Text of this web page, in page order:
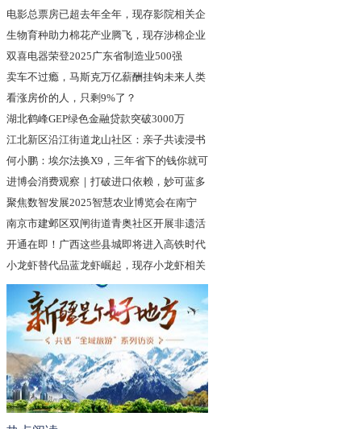
电影总票房已超去年全年，现存影院相关企
业
生物育种助力棉花产业腾飞，现存涉棉企业
超
双喜电器荣登2025广东省制造业500强
卖车不过瘾，马斯克万亿薪酬挂钩未来人类
文
看涨房价的人，只剩9%了？
湖北鹤峰GEP绿色金融贷款突破3000万
江北新区沿江街道龙山社区：亲子共读浸书
香
何小鹏：埃尔法换X9，三年省下的钱你就可
进博会消费观察｜打破进口依赖，妙可蓝多
发
聚焦数智发展2025智慧农业博览会在南宁
南京市建邺区双闸街道青奥社区开展非遗活
动
开通在即！广西这些县城即将进入高铁时代
小龙虾替代品蓝龙虾崛起，现存小龙虾相关
企